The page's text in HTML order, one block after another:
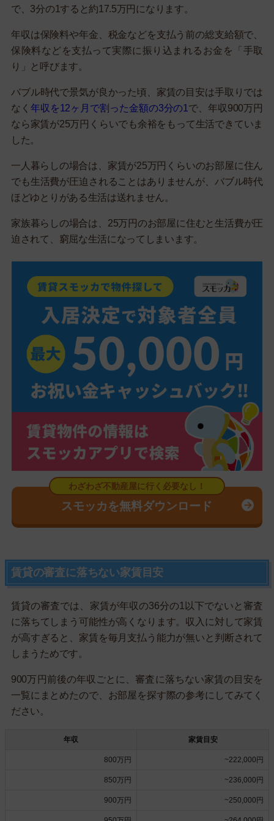
で、3分の1すると約17.5万円になります。
年収は保険料や年金、税金などを支払う前の総支給額で、
保険料などを支払って実際に振り込まれるお金を「手取
り」と呼びます。
バブル時代で景気が良かった頃、家賃の目安は手取りでは
なく 年収を12ヶ月で割った金額の3分の1 で、年収900万円
なら家賃が25万円くらいでも余裕をもって生活できていま
した。
一人暮らしの場合は、家賃が25万円くらいのお部屋に住ん
でも生活費が圧迫されることはありませんが、バブル時代
ほどゆとりがある生活は送れません。
家族暮らしの場合は、25万円のお部屋に住むと生活費が圧
迫されて、窮屈な生活になってしまいます。
スモッカを無料ダウンロード
賃貸の審査に落ちない家賃目安
賃貸の審査では、家賃が年収の36分の1以下でないと審査
に落ちてしまう可能性が高くなります。収入に対して家賃
が高すぎると、家賃を毎月支払う能力が無いと判断されて
しまうためです。
900万円前後の年収ごとに、審査に落ちない家賃の目安を
一覧にまとめたので、お部屋を探す際の参考にしてみてく
ださい。
年収 家賃目安
800万円 ~222,000円
850万円 ~236,000円
900万円 ~250,000円